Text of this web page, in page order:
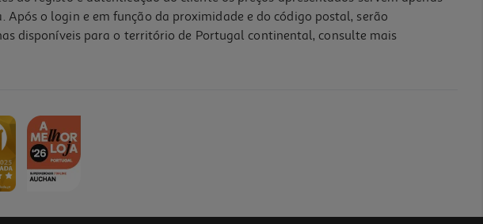
o login e em função da proximidade e do código postal, serão
disponíveis para o território de Portugal continental, consulte mais